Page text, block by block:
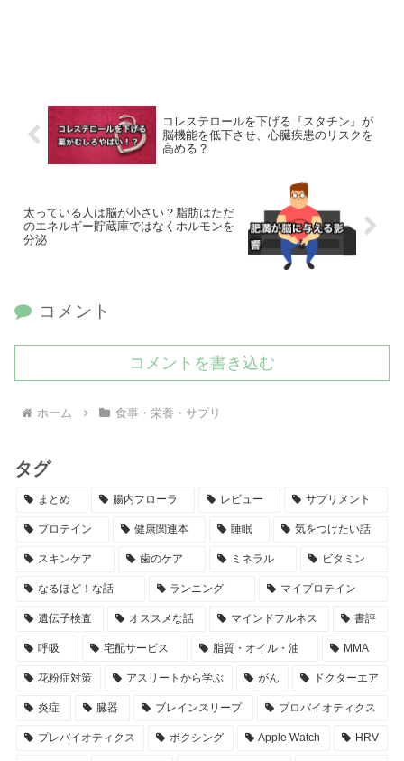
コレステロールを下げる『スタチン』が
脳機能を低下させ、心臓疾患のリスクを
高める？
太っている人は脳が小さい？脂肪はただ
のエネルギー貯蔵庫ではなくホルモンを
分泌
コメント
コメントを書き込む
ホーム 食事・栄養・サプリ
タグ
まとめ 腸内フローラ レビュー サプリメント
プロテイン 健康関連本 睡眠 気をつけたい話
スキンケア 歯のケア ミネラル ビタミン
なるほど！な話 ランニング マイプロテイン
遺伝子検査 オススメな話 マインドフルネス 書評
呼吸 宅配サービス 脂質・オイル・油 MMA
花粉症対策 アスリートから学ぶ がん ドクターエア
炎症 臓器 ブレインスリープ プロバイオティクス
プレバイオティクス ボクシング Apple Watch HRV